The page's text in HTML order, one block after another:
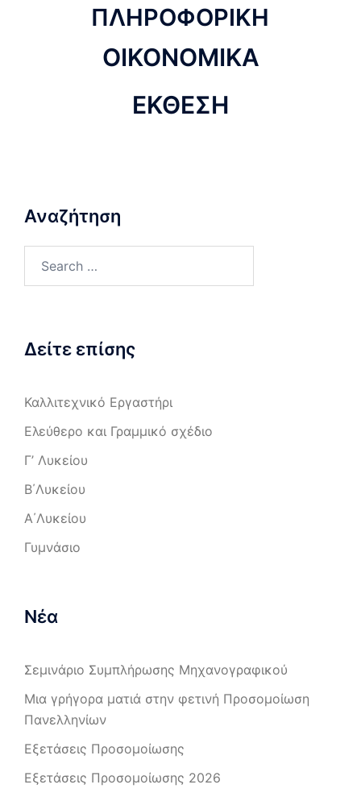
ΠΛΗΡΟΦΟΡΙΚΗ
ΟΙΚΟΝΟΜΙΚΑ
ΕΚΘΕΣΗ
Αναζήτηση
Δείτε επίσης
Καλλιτεχνικό Εργαστήρι
Ελεύθερο και Γραμμικό σχέδιο
Γ’ Λυκείου
Β΄Λυκείου
Α΄Λυκείου
Γυμνάσιο
Νέα
Σεμινάριο Συμπλήρωσης Μηχανογραφικού
Μια γρήγορα ματιά στην φετινή Προσομοίωση
Πανελληνίων
Εξετάσεις Προσομοίωσης
Εξετάσεις Προσομοίωσης 2026